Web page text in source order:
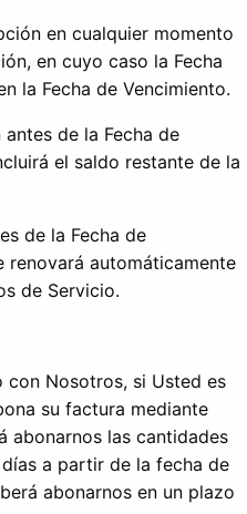
en cualquier momento
en cuyo caso la Fecha
la Fecha de Vencimiento.
de la Fecha de
el saldo restante de la
de la Fecha de
renovará automáticamente
de Servicio.
con Nosotros, si Usted es
su factura mediante
abonarnos las cantidades
a partir de la fecha de
abonarnos en un plazo